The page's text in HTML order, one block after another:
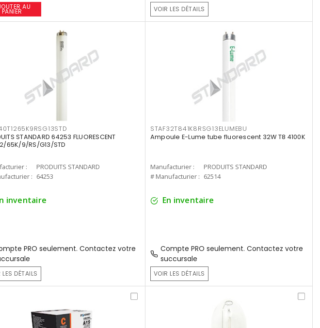
AU
PANIER VOIR LES DÉTAILS
STANDARD 64253 FLUORESCENT
65K/9/RS/G13/STD
:
PRODUITS STANDARD
: 64253
inventaire
PRO seulement. Contactez votre
LES DÉTAILS
STAF32T841K8RSG13ELUMEBU
Ampoule E-Lume tube fluorescent 32W T8 4100K
Manufacturier :
PRODUITS STANDARD
# Manufacturier : 62514
En inventaire
Compte PRO seulement. Contactez votre
succursale
VOIR LES DÉTAILS